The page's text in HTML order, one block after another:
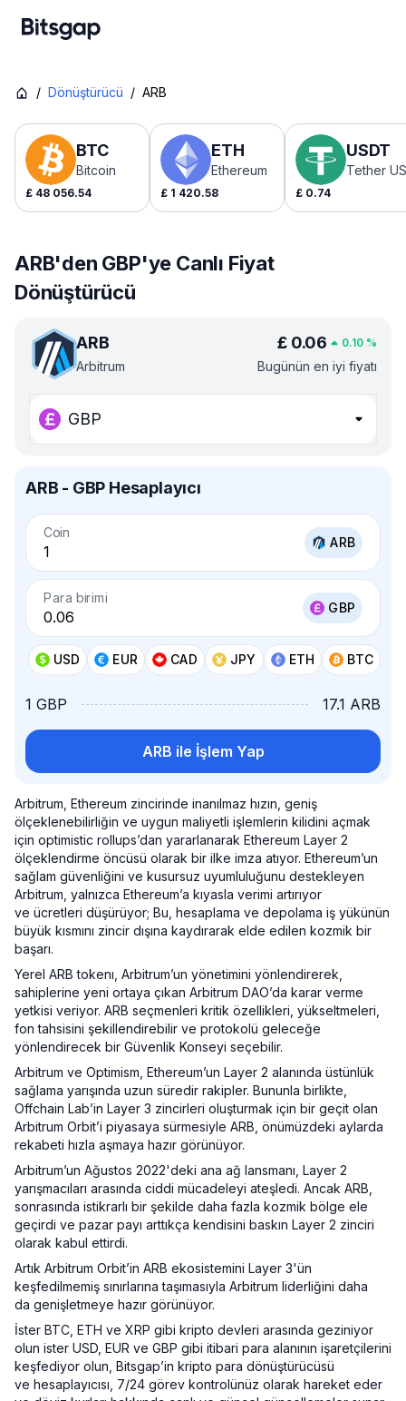
/ Dönüştürücü / ARB
BTC
Bitcoin
£ 48 056.54
ETH
Ethereum
£ 1 420.58
USDT
Tether
£ 0.74
ARB'den GBP'ye Canlı Fiyat
Dönüştürücü
ARB
Arbitrum
£ 0.06 0.10 %
Bugünün en iyi fiyatı
GBP
ARB - GBP Hesaplayıcı
Coin
ARB
Para birimi
GBP
USD EUR CAD JPY ETH BTC
1 GBP 17.1 ARB
ARB ile İşlem Yap
Arbitrum, Ethereum zincirinde inanılmaz hızın, geniş
ölçeklenebilirliğin ve uygun maliyetli işlemlerin kilidini açmak
için optimistic rollups’dan yararlanarak Ethereum Layer 2
ölçeklendirme öncüsü olarak bir ilke imza atıyor. Ethereum’un
sağlam güvenliğini ve kusursuz uyumluluğunu destekleyen
Arbitrum, yalnızca Ethereum’a kıyasla verimi artırıyor
ve ücretleri düşürüyor; Bu, hesaplama ve depolama iş yükünün
büyük kısmını zincir dışına kaydırarak elde edilen kozmik bir
başarı.
Yerel ARB tokenı, Arbitrum’un yönetimini yönlendirerek,
sahiplerine yeni ortaya çıkan Arbitrum DAO’da karar verme
yetkisi veriyor. ARB seçmenleri kritik özellikleri, yükseltmeleri,
fon tahsisini şekillendirebilir ve protokolü geleceğe
yönlendirecek bir Güvenlik Konseyi seçebilir.
Arbitrum ve Optimism, Ethereum’un Layer 2 alanında üstünlük
sağlama yarışında uzun süredir rakipler. Bununla birlikte,
Offchain Lab’in Layer 3 zincirleri oluşturmak için bir geçit olan
Arbitrum Orbit’i piyasaya sürmesiyle ARB, önümüzdeki aylarda
rekabeti hızla aşmaya hazır görünüyor.
Arbitrum’un Ağustos 2022'deki ana ağ lansmanı, Layer 2
yarışmacıları arasında ciddi mücadeleyi ateşledi. Ancak ARB,
sonrasında istikrarlı bir şekilde daha fazla kozmik bölge ele
geçirdi ve pazar payı arttıkça kendisini baskın Layer 2 zinciri
olarak kabul ettirdi.
Artık Arbitrum Orbit’in ARB ekosistemini Layer 3'ün
keşfedilmemiş sınırlarına taşımasıyla Arbitrum liderliğini daha
da genişletmeye hazır görünüyor.
İster BTC, ETH ve XRP gibi kripto devleri arasında geziniyor
olun ister USD, EUR ve GBP gibi itibari para alanının işaretçilerini
keşfediyor olun, Bitsgap’in kripto para dönüştürücüsü
ve hesaplayıcısı, 7/24 görev kontrolünüz olarak hareket eder